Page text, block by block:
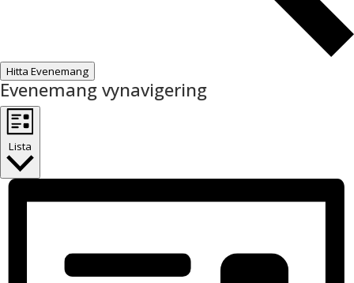
Hitta Evenemang
Evenemang vynavigering
Lista